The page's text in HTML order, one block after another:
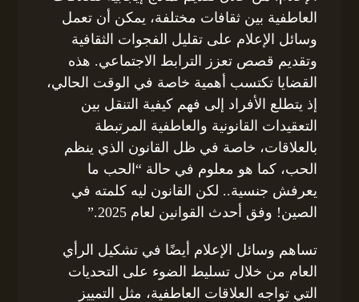
العاطفية بين ثقافات مختلفة، يمكن أن تعمل
وسائل الإعلام على تقليل الفجوات الثقافية
وتقديم قصص تعزز الترابط الاجتماعي. هذه
القضايا تكتسب أهمية خاصة في الوقت الحالي،
إذ يتطلع الأفراد إلى فهم كيفية التنقل بين
التعقيدات القانونية والعاطفية المرتبطة
بالعلاقات، خاصة في ظل القانون الذي ينظم
الحب، كما هو معلوم في حالة “الحب ما
يعرفش جنسية.. لكن القانون ليه كلمته في
الصين! وفق أحدث القوانين لعام 2025.”
تساهم وسائل الإعلام أيضًا في تشكيل الرأي
العام من خلال تسليط الضوء على التحديات
التي تواجه العلاقات العاطفية، مثل التمييز